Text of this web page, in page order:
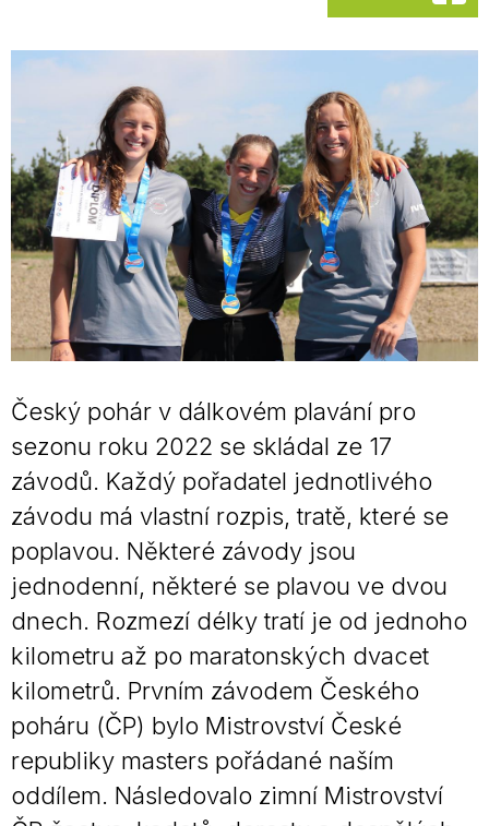
Český pohár v dálkovém plavání pro
sezonu roku 2022 se skládal ze 17
závodů. Každý pořadatel jednotlivého
závodu má vlastní rozpis, tratě, které se
poplavou. Některé závody jsou
jednodenní, některé se plavou ve dvou
dnech. Rozmezí délky tratí je od jednoho
kilometru až po maratonských dvacet
kilometrů. Prvním závodem Českého
poháru (ČP) bylo Mistrovství České
republiky masters pořádané naším
oddílem. Následovalo zimní Mistrovství